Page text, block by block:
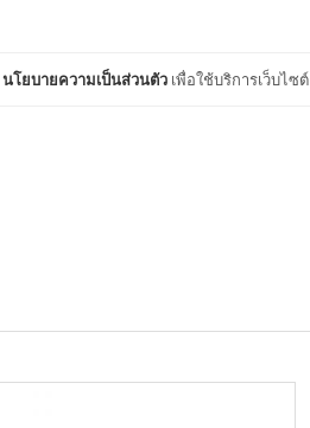
นโยบายความเป็นส่วนตัว เพื่อใช้บริการเว็บไซต์